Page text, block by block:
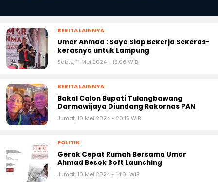
BERITA LAINNYA
Umar Ahmad : Saya Siap Bekerja Sekeras-
kerasnya untuk Lampung
Sabtu, 11 Mei 2024 - 19:06 WIB
BERITA LAINNYA
Bakal Calon Bupati Tulangbawang
Darmawijaya Diundang Rakornas PAN
Jumat, 10 Mei 2024 - 20:15 WIB
POLITIK
Gerak Cepat Rumah Bersama Umar
Ahmad Besok Soft Launching
Jumat, 10 Mei 2024 - 14:01 WIB